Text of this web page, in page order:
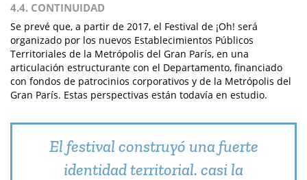
4.4. CONTINUIDAD
Se prevé que, a partir de 2017, el Festival de ¡Oh! será
organizado por los nuevos Establecimientos Públicos
Territoriales de la Metrópolis del Gran París, en una
articulación estructurante con el Departamento, financiado
con fondos de patrocinios corporativos y de la Metrópolis del
Gran París. Estas perspectivas están todavía en estudio.
El festival construyó una fuerte
identidad territorial. casi la